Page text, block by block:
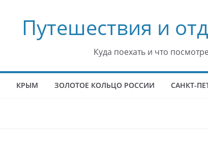
Путешествия и
Куда поехать и что
КРЫМ ЗОЛОТОЕ КОЛЬЦО РОССИИ САНКТ-